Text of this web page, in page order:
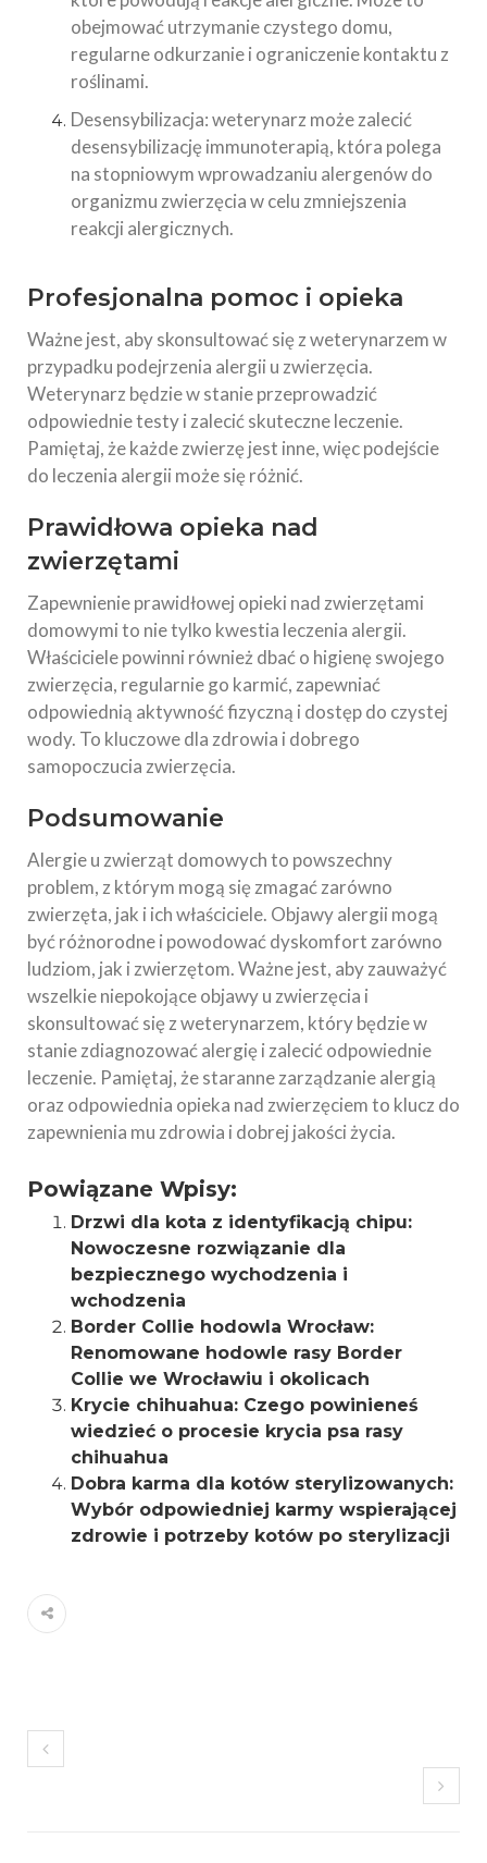
obejmować utrzymanie czystego domu,
regularne odkurzanie i ograniczenie kontaktu z
roślinami.
Desensybilizacja: weterynarz może zalecić
desensybilizację immunoterapią, która polega
na stopniowym wprowadzaniu alergenów do
organizmu zwierzęcia w celu zmniejszenia
reakcji alergicznych.
Profesjonalna pomoc i opieka
Ważne jest, aby skonsultować się z weterynarzem w
przypadku podejrzenia alergii u zwierzęcia.
Weterynarz będzie w stanie przeprowadzić
odpowiednie testy i zalecić skuteczne leczenie.
Pamiętaj, że każde zwierzę jest inne, więc podejście
do leczenia alergii może się różnić.
Prawidłowa opieka nad
zwierzętami
Zapewnienie prawidłowej opieki nad zwierzętami
domowymi to nie tylko kwestia leczenia alergii.
Właściciele powinni również dbać o higienę swojego
zwierzęcia, regularnie go karmić, zapewniać
odpowiednią aktywność fizyczną i dostęp do czystej
wody. To kluczowe dla zdrowia i dobrego
samopoczucia zwierzęcia.
Podsumowanie
Alergie u zwierząt domowych to powszechny
problem, z którym mogą się zmagać zarówno
zwierzęta, jak i ich właściciele. Objawy alergii mogą
być różnorodne i powodować dyskomfort zarówno
ludziom, jak i zwierzętom. Ważne jest, aby zauważyć
wszelkie niepokojące objawy u zwierzęcia i
skonsultować się z weterynarzem, który będzie w
stanie zdiagnozować alergię i zalecić odpowiednie
leczenie. Pamiętaj, że staranne zarządzanie alergią
oraz odpowiednia opieka nad zwierzęciem to klucz do
zapewnienia mu zdrowia i dobrej jakości życia.
Powiązane Wpisy:
Drzwi dla kota z identyfikacją chipu:
Nowoczesne rozwiązanie dla
bezpiecznego wychodzenia i
wchodzenia
Border Collie hodowla Wrocław:
Renomowane hodowle rasy Border
Collie we Wrocławiu i okolicach
Krycie chihuahua: Czego powinieneś
wiedzieć o procesie krycia psa rasy
chihuahua
Dobra karma dla kotów sterylizowanych:
Wybór odpowiedniej karmy wspierającej
zdrowie i potrzeby kotów po sterylizacji